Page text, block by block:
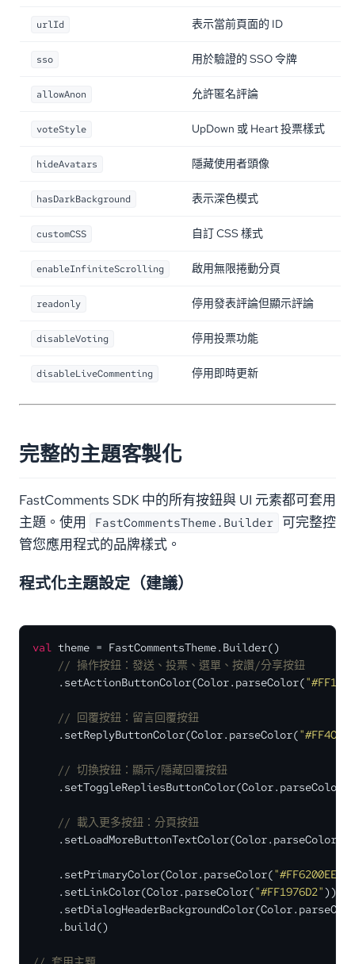
urlId 表示當前頁面的 ID
sso 用於驗證的 SSO 令牌
allowAnon 允許匿名評論
voteStyle UpDown 或 Heart 投票樣式
hideAvatars 隱藏使用者頭像
hasDarkBackground 表示深色模式
customCSS 自訂 CSS 樣式
enableInfiniteScrolling 啟用無限捲動分頁
readonly 停用發表評論但顯示評論
disableVoting 停用投票功能
disableLiveCommenting 停用即時更新
完整的主題客製化
FastComments SDK 中的所有按鈕與 UI 元素都可套用
主題。使用
FastCommentsTheme.Builder 可完整控
管您應用程式的品牌樣式。
程式化主題設定（建議）
val theme = FastCommentsTheme.Builder()
// 操作按鈕：發送、投票、選單、按讚/分享按鈕
    .setActionButtonColor(Color.parseColor(
// 回覆按鈕：留言回覆按鈕
    .setReplyButtonColor(Color.parseColor(
// 切換按鈕：顯示/隱藏回覆按鈕
    .setToggleRepliesButtonColor(Color.parseColor(
// 載入更多按鈕：分頁按鈕
    .setLoadMoreButtonTextColor(Color.parseColor(
    .setPrimaryColor(Color.parseColor(
"#FF6200EE"
    .setLinkColor(Color.parseColor(
"#FF1976D2"))
    .build()